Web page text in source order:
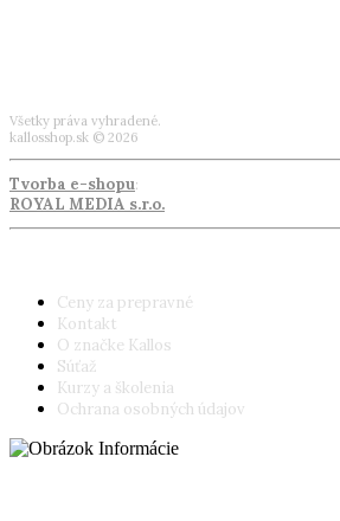
Všetky práva vyhradené.
kallosshop.sk © 2026
Tvorba e-shopu:
ROYAL MEDIA s.r.o.
Ceny za prepravné
Kontakt
O značke Kallos
Súťaž
Kurzy a školenia
Ochrana osobných údajov